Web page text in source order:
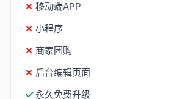
移动端APP
小程序
商家团购
后台编辑页面
永久免费升级